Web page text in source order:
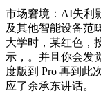
市场窘境：AI失利
及其他智能设备范
大学时，某红色，
示，。并且你会发
度版到 Pro 再到此
应了余承东讲话。